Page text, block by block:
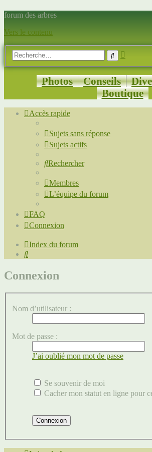
forum des arbres
Vers le contenu
Rechercher
Photos Conseils
Boutique
Accès rapide
Sujets sans réponse
Sujets actifs
Rechercher
Membres
L’équipe du forum
FAQ
Connexion
Index du forum
Rechercher
Connexion
Nom d’utilisateur :
Mot de passe :
J’ai oublié mon mot de passe
Se souvenir de moi
Cacher mon statut en ligne pour